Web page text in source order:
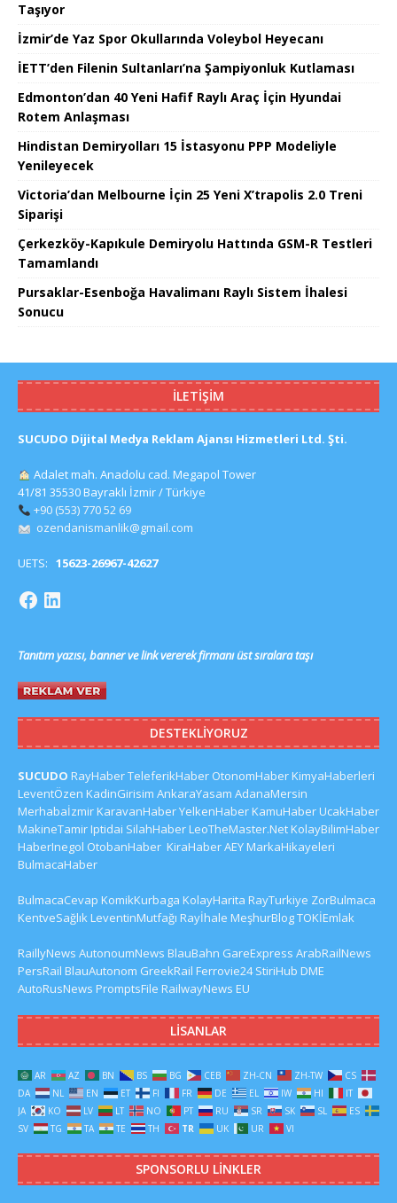
Taşıyor
İzmir’de Yaz Spor Okullarında Voleybol Heyecanı
İETT’den Filenin Sultanları’na Şampiyonluk Kutlaması
Edmonton’dan 40 Yeni Hafif Raylı Araç İçin Hyundai
Rotem Anlaşması
Hindistan Demiryolları 15 İstasyonu PPP Modeliyle
Yenileyecek
Victoria’dan Melbourne İçin 25 Yeni X’trapolis 2.0 Treni
Siparişi
Çerkezköy-Kapıkule Demiryolu Hattında GSM-R Testleri
Tamamlandı
Pursaklar-Esenboğa Havalimanı Raylı Sistem İhalesi
Sonucu
İLETIŞIM
SUCUDO Dijital Medya Reklam Ajansı Hizmetleri Ltd. Şti.
Adalet mah. Anadolu cad. Megapol Tower
41/81 35530 Bayraklı İzmir / Türkiye
+90 (553) 770 52 69
ozendanismanlik@gmail.com
UETS: 15623-26967-42627
Tanıtım yazısı, banner ve link vererek firmanı üst sıralara taşı
DESTEKLIYORUZ
SUCUDO RayHaberTeleferikHaber OtonomHaberKimyaHaberleri
LeventÖzen KadinGirisim AnkaraYasam AdanaMersin
MerhabaİzmirKaravanHaberYelkenHaberKamuHaberUcakHaber
MakineTamirIptidai SilahHaberLeoTheMaster.NetKolayBilimHaber
HaberInegol OtobanHaber KiraHaberAEYMarkaHikayeleri
BulmacaHaber
BulmacaCevap KomikKurbaga KolayHarita RayTurkiye ZorBulmaca
KentveSağlıkLeventinMutfağı Rayİhale MeşhurBlogTOKİEmlak
RaillyNews AutonoumNews BlauBahn GareExpress ArabRailNews
PersRail BlauAutonom GreekRail Ferrovie24 StiriHub DME
AutoRusNews PromptsFile RailwayNews EU
LISANLAR
AR AZ BN BS BG CEB ZH-CN ZH-TW
CS
DA
NL EN ET FI FR DE EL IW HI
IT
JA
KO LV LT NO PT RU SR SK SL
ES
SV
TG TA TE TH TR UK UR VI
SPONSORLU LINKLER